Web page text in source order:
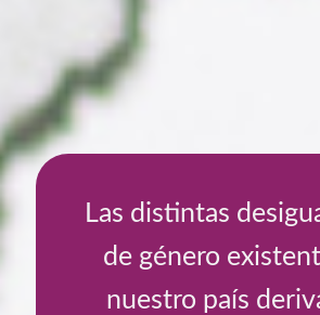
Las distintas
de género
nuestro país